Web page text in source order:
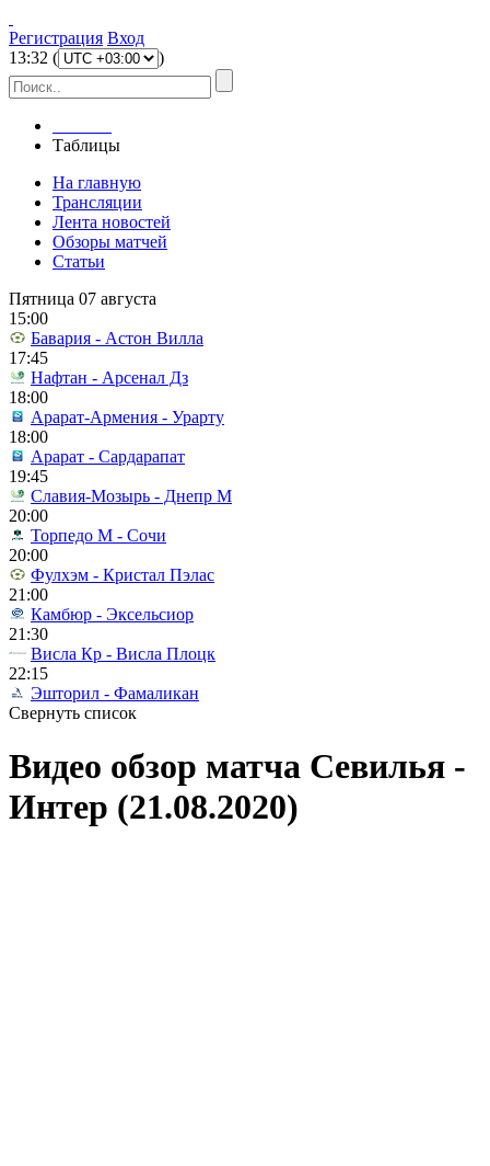
Регистрация Вход
13:32 ( )
Таблицы
На главную
Трансляции
Лента новостей
Обзоры матчей
Статьи
Пятница 07 августа
15:00
Бавария - Астон Вилла
17:45
Нафтан - Арсенал Дз
18:00
Арарат-Армения - Урарту
18:00
Арарат - Сардарапат
19:45
Славия-Мозырь - Днепр М
20:00
Торпедо М - Сочи
20:00
Фулхэм - Кристал Пэлас
21:00
Камбюр - Эксельсиор
21:30
Висла Кр - Висла Плоцк
22:15
Эшторил - Фамаликан
Свернуть список
Видео обзор матча Севилья -
Интер (21.08.2020)